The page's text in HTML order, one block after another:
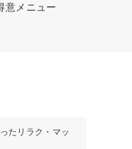
意メニュー
たリラク・マッ